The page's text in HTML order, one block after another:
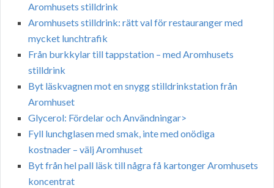
Aromhusets stilldrink
Aromhusets stilldrink: rätt val för restauranger med
mycket lunchtrafik
Från burkkylar till tappstation – med Aromhusets
stilldrink
Byt läskvagnen mot en snygg stilldrinkstation från
Aromhuset
Glycerol: Fördelar och Användningar>
Fyll lunchglasen med smak, inte med onödiga
kostnader – välj Aromhuset
Byt från hel pall läsk till några få kartonger Aromhusets
koncentrat